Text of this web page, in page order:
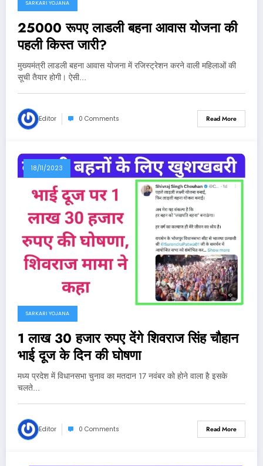
SARKARI YOJANA
25000 रूपए लाडली बहना आवास योजना की
पहली किस्त जारी?
मुख्यमंत्री लाडली बहना आवास योजना में रजिस्ट्रेशन करने वाली महिलाओं की
सूची तैयार होगी। ऐसी…
Editor 0 Comments Read More
18/11/2023
SARKARI YOJANA
1 लाख 30 हजार रुपए देंगे शिवराज सिंह चौहान
भाई दूज के दिन की घोषणा
मध्य प्रदेश में विधानसभा चुनाव का मतदान 17 नवंबर को होने वाला है इसके
चलते…
Editor 0 Comments Read More